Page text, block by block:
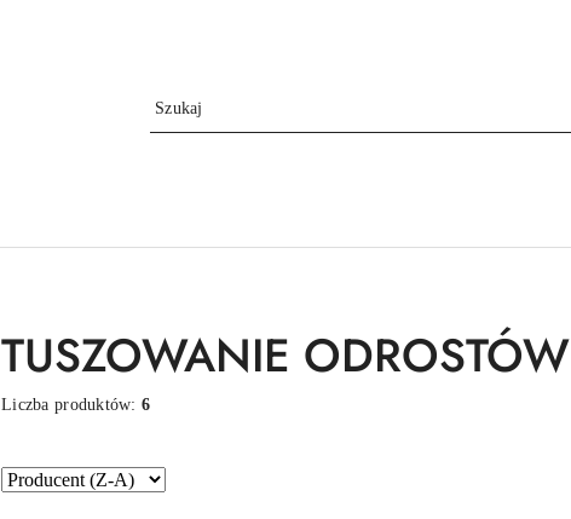
TUSZOWANIE ODROSTÓW
Liczba produktów:6
Zastosowano
Sortuj